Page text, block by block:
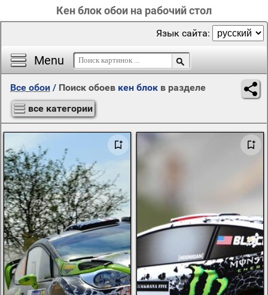
Кен блок обои на рабочий стол
Menu
Язык сайта:
Все обои / Поиск обоев кен блок в разделе
все категории